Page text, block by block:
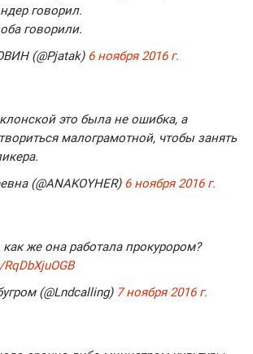
говорил.
говорили.
(@Pjatak) 6 ноября 2016 г.
это была не ошибка, а
малограмотной, чтобы занять
(@ANAKOYHER) 6 ноября 2016 г.
же она работала прокурором?
(@Lndcalling) 7 ноября 2016 г.